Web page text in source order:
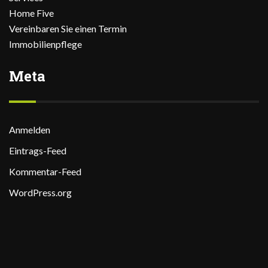
Home Five
Vereinbaren Sie einen Termin
Immobilienpflege
Meta
Anmelden
Eintrags-Feed
Kommentar-Feed
WordPress.org